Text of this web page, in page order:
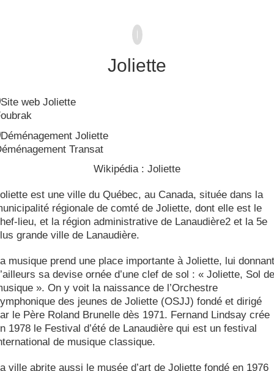
Joliette
Site web Joliette
Déménagement Joliette
Transat
Wikipédia : Joliette
est une ville du Québec, au Canada, située dans la
régionale de comté de Joliette, dont elle est le
lieu, et la région administrative de Lanaudière2 et la 5e
grande ville de Lanaudière.
musique prend une place importante à Joliette, lui
sa devise ornée d’une clef de sol : « Joliette, Sol
». On y voit la naissance de l’Orchestre
des jeunes de Joliette (OSJJ) fondé et dirigé
le Père Roland Brunelle dès 1971. Fernand Lindsay crée
1978 le Festival d’été de Lanaudière qui est un festival
de musique classique.
ville abrite aussi le musée d’art de Joliette fondé en 1976